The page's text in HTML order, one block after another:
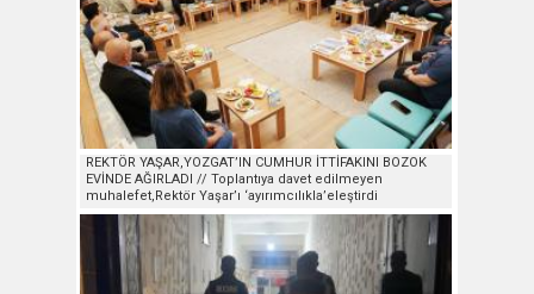
REKTÖR YAŞAR,YOZGAT’IN CUMHUR İTTİFAKINI BOZOK
EVİNDE AĞIRLADI // Toplantıya davet edilmeyen
muhalefet,Rektör Yaşar’ı ‘ayırımcılıkla’eleştirdi